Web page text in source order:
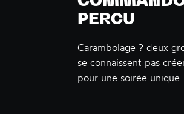
PERCU
Carambolage ? deux
se connaissent pas
pour une soirée unique...